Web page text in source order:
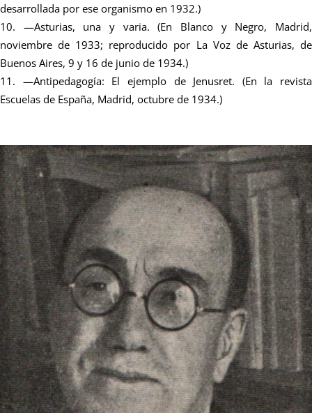
desarrollada por ese organismo en 1932.)
—Asturias, una y varia. (En Blanco y Negro, Madrid,
noviembre de 1933; reproducido por La Voz de Asturias, de
Buenos Aires, 9 y 16 de junio de 1934.)
—Antipedagogía: El ejemplo de Jenusret. (En la revista
Escuelas de España, Madrid, octubre de 1934.)